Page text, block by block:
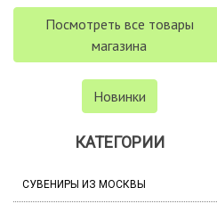
Посмотреть все товары
магазина
Новинки
КАТЕГОРИИ
СУВЕНИРЫ ИЗ МОСКВЫ